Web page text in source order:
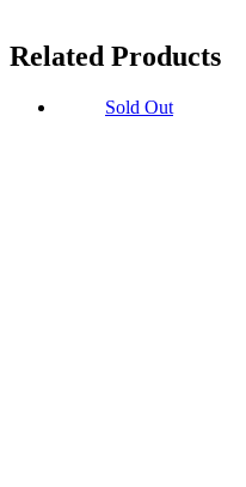
Related Products
Sold Out